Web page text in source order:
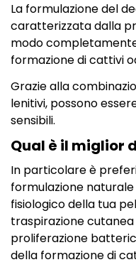
La formulazione del
caratterizzata dalla
modo
formazione di cattivi
Grazie alla
lenitivi, possono
sensibili.
Qual è il miglior
In particolare è
formulazione
fisiologico della tua
traspirazione
proliferazione
della formazione di